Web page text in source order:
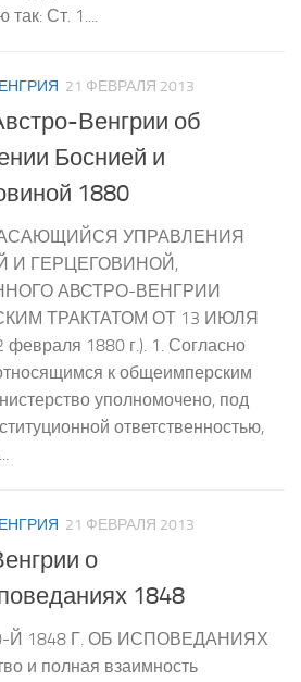
Ст. 1....
21 ФЕВРАЛЯ 2013
Венгрии об
Боснией и
1880
УПРАВЛЕНИЯ
И ГЕРЦЕГОВИНОЙ,
АВСТРО-ВЕНГРИИ
ТРАКТАТОМ ОТ 13 ИЮЛЯ
февраля 1880 г.). 1. Согласно
к общеимперским
уполномочено, под
ответственностью,
21 ФЕВРАЛЯ 2013
о
1848
Й 1848 Г. ОБ ИСПОВЕДАНИЯХ
и полная взаимность